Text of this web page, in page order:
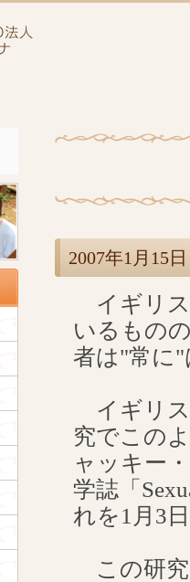
2007年1月15
イギリス
いるもの
者は"常に
イギリス
究でこの
ャッキー
学誌「
れを1月3
この研究